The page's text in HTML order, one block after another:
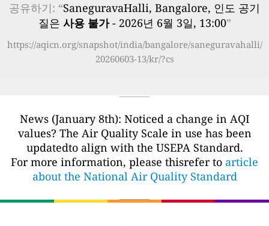
공유하기: “SaneguravaHalli, Bangalore, 인도 공기
질은 사용 불가- 2026년 6월 3일, 13:00”
https://aqicn.org/snapshot/india/bangalore/saneguravahalli/
20260603-13/kr/?cs
News (January 8th): Noticed a change in AQI
values? The Air Quality Scale in use has been
updatedto align with the USEPA Standard.
For more information, please thisrefer to article
about the National Air Quality Standard